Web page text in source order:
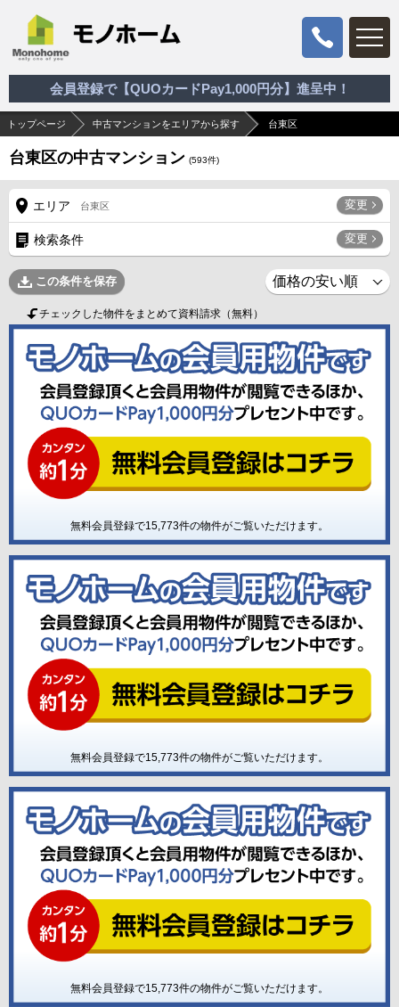
会員登録で【QUOカードPay1,000円分】進呈中！
トップページ 中古マンションをエリアから探す 台東区
台東区の中古マンション (593件)
エリア 台東区 変更
検索条件 変更
この条件を保存
チェックした物件をまとめて資料請求（無料）
無料会員登録で15,773件の物件がご覧いただけます。
無料会員登録で15,773件の物件がご覧いただけます。
無料会員登録で15,773件の物件がご覧いただけます。